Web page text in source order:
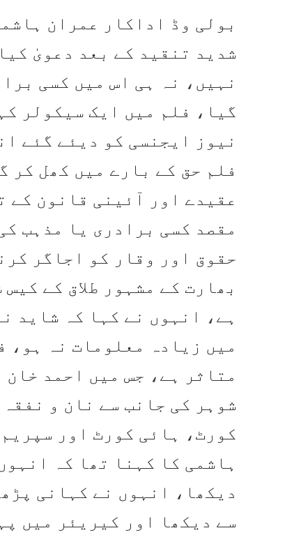
بولی وڈ اداکار عمران
شدید تنقید کے بعد دعویٰ
نہیں، نہ ہی اس میں کسی
گیا، فلم میں ایک سیکولر
نیوز ایجنسی کو دیئے گئے
فلم حق کے بارے میں کھل کر
عقیدے اور آئینی قانون کے
مقصد کسی برادری یا مذہب
حقوق اور وقار کو اجاگر
بھارت کے مشہور طلاق کے
ہے، انہوں نے کہا کہ شاید
متاثر ہے، جس میں احمد خان
شوہر کی جانب سے نان و
کورٹ، ہائی کورٹ اور
ہاشمی کا کہنا تھا کہ
دیکھا، انہوں نے کہانی
سے دیکھا اور کیریئر میں